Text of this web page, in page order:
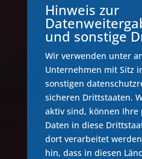
Hinweis zur
und sonstige
Wir verwenden unter
Unternehmen mit Sitz
sonstigen
sicheren Drittstaaten.
aktiv sind, können Ihre
Daten in diese
dort verarbeitet
hin, dass in diesen